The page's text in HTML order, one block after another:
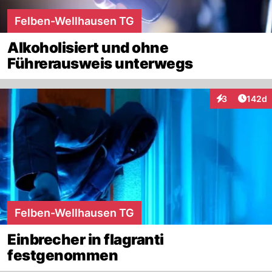
Felben-Wellhausen TG
Alkoholisiert und ohne
Führerausweis unterwegs
3
Interaktionen
142d
Felben-Wellhausen TG
Einbrecher in flagranti
festgenommen